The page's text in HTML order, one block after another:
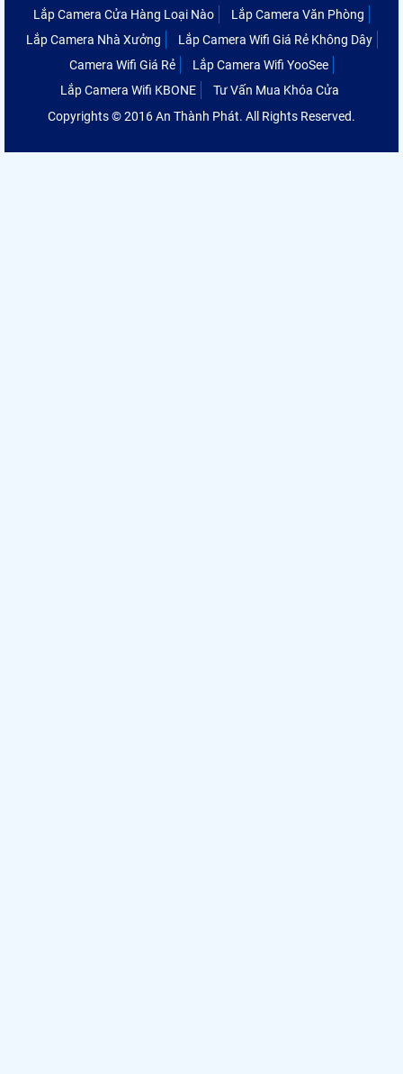
Lắp Camera Cửa Hàng Loại Nào
Lắp Camera Văn Phòng
Lắp Camera Nhà Xưởng
Lắp Camera Wifi Giá Rẻ Không Dây
Camera Wifi Giá Rẻ
Lắp Camera Wifi YooSee
Lắp Camera Wifi KBONE
Tư Vấn Mua Khóa Cửa
Copyrights © 2016 An Thành Phát. All Rights Reserved.